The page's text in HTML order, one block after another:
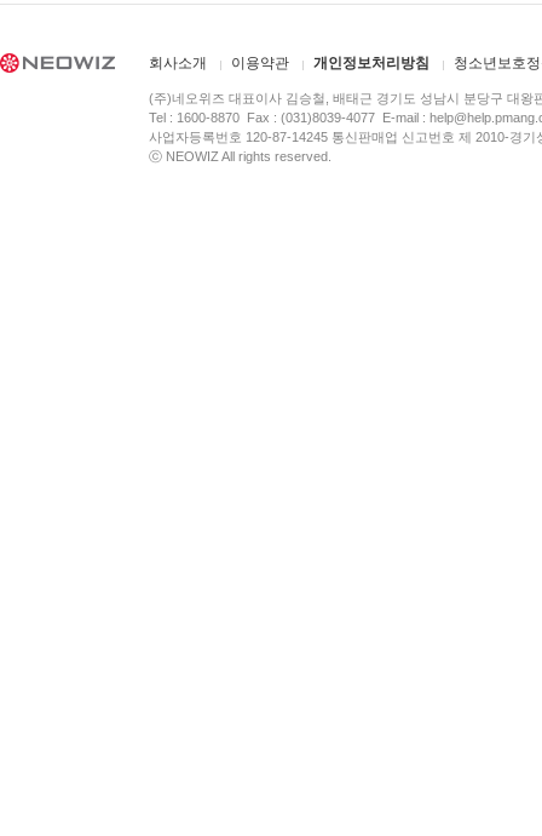
회사소개 이용약관 개인정보처리방침 청소년보호
(주)네오위즈 대표이사 김승철, 배태근 경기도 성남시 분당구 대왕
Tel : 1600-8870 Fax : (031)8039-4077 E-mail :
사업자등록번호 120-87-14245 통신판매업 신고번호 제 2010-경
ⓒ NEOWIZ All rights reserved.